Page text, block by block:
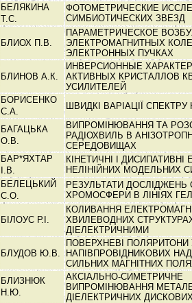
БЕЛЯКИНА
Т.С.
ФОТОМЕТРИЧЕСКИЕ
СИМБИОТИЧЕСКИХ ЗВЕЗД
БЛИОХ П.В.
ПАРАМЕТРИЧЕСКОЕ
ЭЛЕКТРОМАГНИТНЫХ
ЭЛЕКТРОННЫХ ПУЧКАХ
БЛИНОВ А.К.
ИНВЕРСИОННЫЕ
АКТИВНЫХ КРИСТАЛЛОВ
УСИЛИТЕЛЕЙ
БОРИСЕНКО
С.А.
ШВИДКІ ВАРІАЦІЇ
БАГАЦЬКА
О.В.
ВИПРОМІНЮВАННЯ ТА
РАДІОХВИЛЬ В
СЕРЕДОВИЩАХ
БАР*ЯХТАР
І.В.
КІНЕТИЧНІ І ДИСИПАТИВНІ
НЕЛІНІЙНИХ МОДЕЛЬНИХ
БЕЛЕЦЬКИЙ
С.О.
РЕЗУЛЬТАТИ ДОСЛІДЖЕНЬ
ХРОМОСФЕРИ В ЛІНІЯХ
БІЛОУС Р.І.
КОЛИВАННЯ
ХВИЛЕВОДНИХ
ДІЕЛЕКТРИЧНИМИ
БЛУДОВ Ю.В.
ПОВЕРХНЕВІ ПОЛЯРИТОНИ
НАПІВПРОВІДНИКОВИХ
СИЛЬНИХ МАГНІТНИХ
БЛИЗНЮК
Н.Ю.
АКСІАЛЬНО-СИМЕТРИЧНЕ
ВИПРОМІНЮВАННЯ
ДІЕЛЕКТРИЧНИХ